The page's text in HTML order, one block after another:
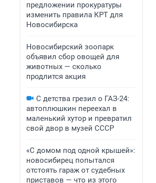
предложении прокуратуры
изменить правила КРТ для
Новосибирска
Новосибирский зоопарк
объявил сбор овощей для
животных — сколько
продлится акция
С детства грезил о ГАЗ-24:
автоплюшкин переехал в
маленький хутор и превратил
свой двор в музей СССР
«С домом под одной крышей»:
новосибирец попытался
отстоять гараж от судебных
приставов — что из этого